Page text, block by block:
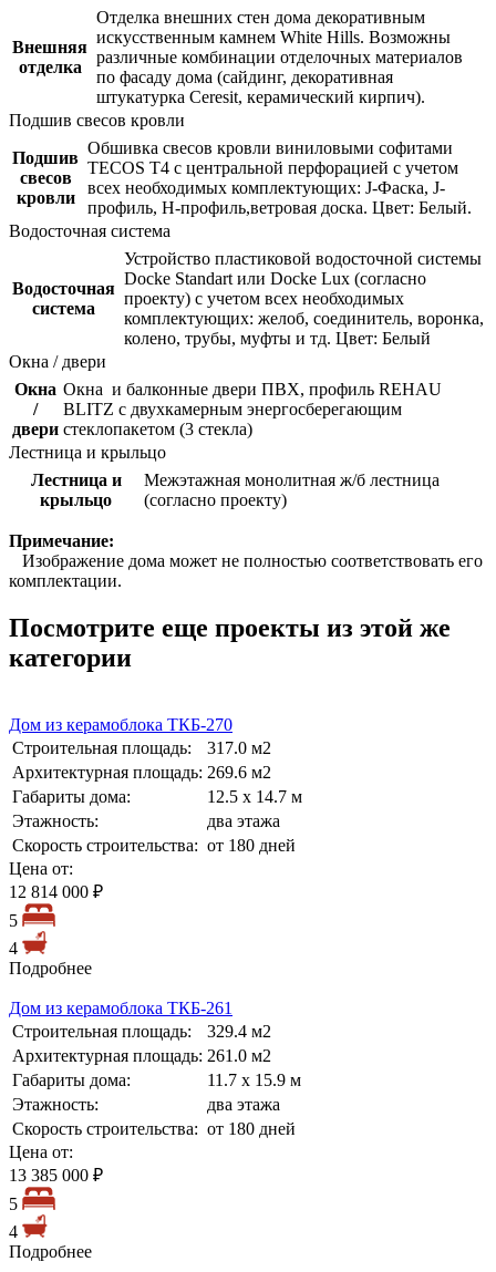
Внешняя
отделка
Отделка внешних стен дома декоративным
искусственным камнем White Hills. Возможны
различные комбинации отделочных материалов
по фасаду дома (сайдинг, декоративная
штукатурка Ceresit, керамический кирпич).
Подшив свесов кровли
Подшив
свесов
кровли
Обшивка свесов кровли виниловыми софитами
TECOS Т4 с центральной перфорацией с учетом
всех необходимых комплектующих: J-Фаска, J-
профиль, Н-профиль,ветровая доска. Цвет: Белый.
Водосточная система
Водосточная
система
Устройство пластиковой водосточной системы
Docke Standart или Docke Lux (согласно
проекту) с учетом всех необходимых
комплектующих: желоб, соединитель, воронка,
колено, трубы, муфты и тд. Цвет: Белый
Окна / двери
Окна
/
двери
Окна и балконные двери ПВХ, профиль REHAU
BLITZ с двухкамерным энергосберегающим
стеклопакетом (3 стекла)
Лестница и крыльцо
Лестница и
крыльцо
Межэтажная монолитная ж/б лестница
(согласно проекту)
Примечание:
Изображение дома может не полностью соответствовать его
комплектации.
Посмотрите еще проекты из этой же
категории
Дом из керамоблока ТКБ-270
Строительная площадь:
317.0 м2
Архитектурная площадь: 269.6 м2
Габариты дома:
12.5 х 14.7 м
Этажность:
два этажа
Скорость строительства: от 180 дней
Цена от:
12 814 000 ₽
5
4
Подробнее
Дом из керамоблока ТКБ-261
Строительная площадь:
329.4 м2
Архитектурная площадь: 261.0 м2
Габариты дома:
11.7 х 15.9 м
Этажность:
два этажа
Скорость строительства: от 180 дней
Цена от:
13 385 000 ₽
5
4
Подробнее